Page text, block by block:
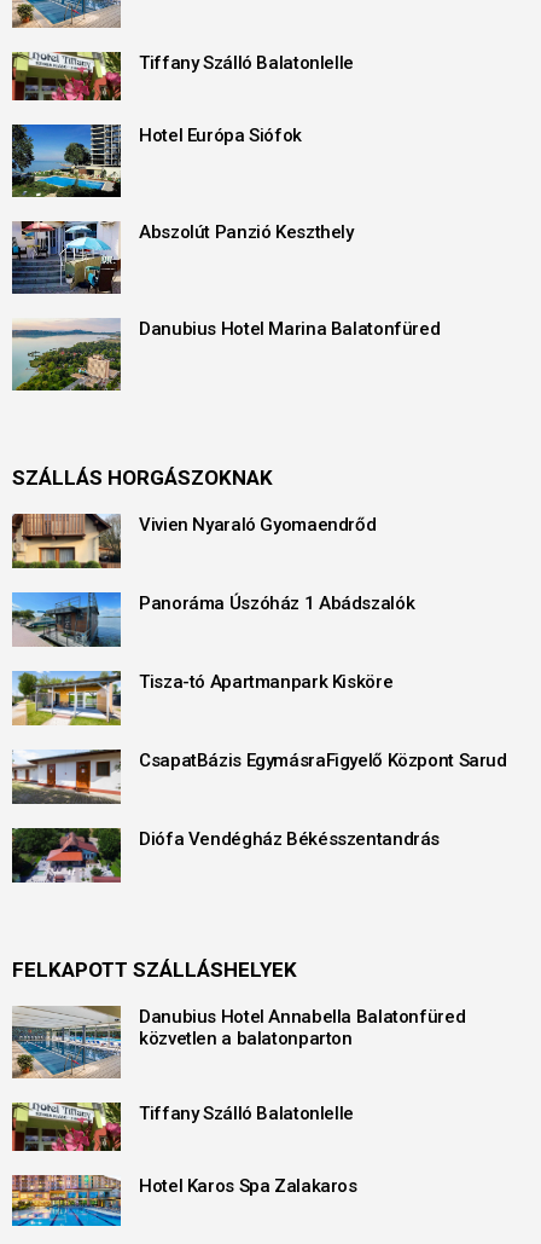
Tiffany Szálló Balatonlelle
Hotel Európa Siófok
Abszolút Panzió Keszthely
Danubius Hotel Marina Balatonfüred
SZÁLLÁS HORGÁSZOKNAK
Vivien Nyaraló Gyomaendrőd
Panoráma Úszóház 1 Abádszalók
Tisza-tó Apartmanpark Kisköre
CsapatBázis EgymásraFigyelő Központ Sarud
Diófa Vendégház Békésszentandrás
FELKAPOTT SZÁLLÁSHELYEK
Danubius Hotel Annabella Balatonfüred
közvetlen a balatonparton
Tiffany Szálló Balatonlelle
Hotel Karos Spa Zalakaros